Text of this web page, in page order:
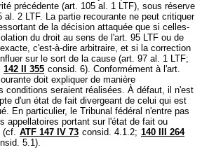
précédente (art. 105 al. 1 LTF), sous réserve
al. 2 LTF. La partie recourante ne peut critiquer
de la décision attaquée que si celles-
du droit au sens de l'art. 95 LTF ou de
c'est-à-dire arbitraire, et si la correction
sur le sort de la cause (art. 97 al. 1 LTF;
142 II 355 consid. 6). Conformément à l'art.
doit expliquer de manière
conditions seraient réalisées. À défaut, il n'est
d'un état de fait divergeant de celui qui est
En particulier, le Tribunal fédéral n'entre pas
appellatoires portant sur l'état de fait ou
(cf. ATF 147 IV 73 consid. 4.1.2; 140 III 264
5.1).